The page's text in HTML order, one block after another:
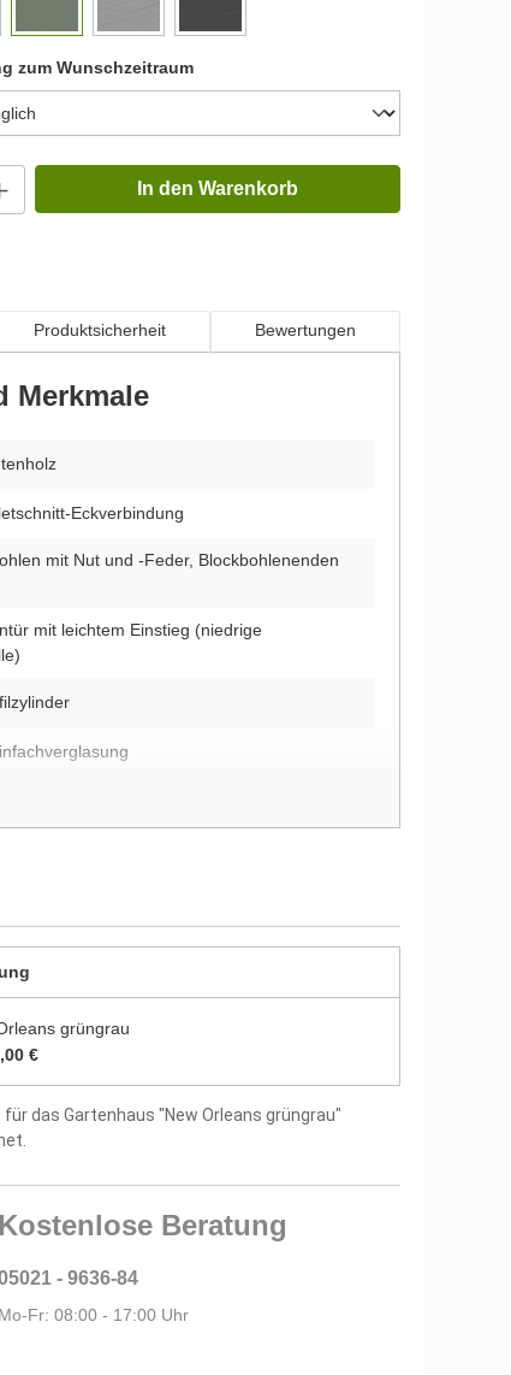
zum Wunschzeitraum
In den Warenkorb
Produktsicherheit Bewertungen
Merkmale
Eckverbindung
mit Nut und -Feder, Blockbohlenenden
mit leichtem Einstieg (niedrige
starken Dachbrettern
und Montagematerial im Lieferumfang
grüngrau
€
für das Gartenhaus "New Orleans grüngrau"
Kostenlose Beratung
- 9636-84
Mo-Fr: 08:00 - 17:00 Uhr